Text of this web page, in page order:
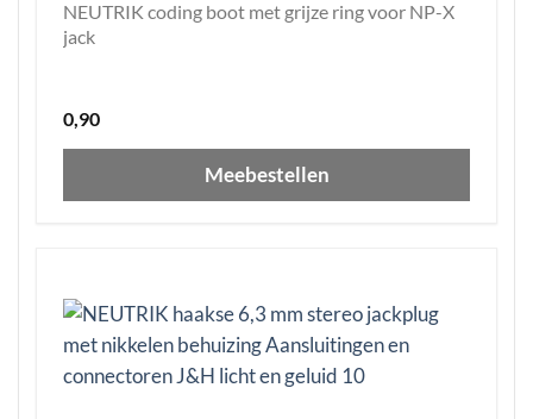
NEUTRIK coding boot met grijze ring voor NP-X
jack
0,90
Meebestellen